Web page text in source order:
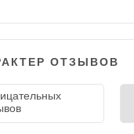
ОТЗЫВОВ